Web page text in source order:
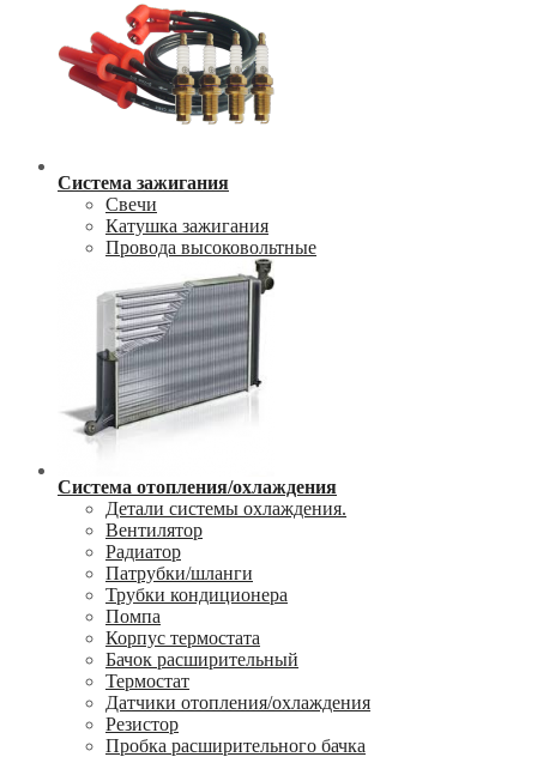
Система зажигания
Свечи
Катушка зажигания
Провода высоковольтные
Система отопления/охлаждения
Детали системы охлаждения.
Вентилятор
Радиатор
Патрубки/шланги
Трубки кондиционера
Помпа
Корпус термостата
Бачок расширительный
Термостат
Датчики отопления/охлаждения
Резистор
Пробка расширительного бачка